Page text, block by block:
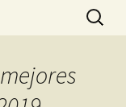
Buscar: